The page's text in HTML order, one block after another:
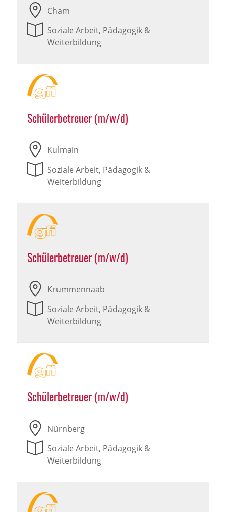
Cham
Soziale Arbeit, Pädagogik &
Weiterbildung
Schülerbetreuer (m/w/d)
Kulmain
Soziale Arbeit, Pädagogik &
Weiterbildung
Schülerbetreuer (m/w/d)
Krummennaab
Soziale Arbeit, Pädagogik &
Weiterbildung
Schülerbetreuer (m/w/d)
Nürnberg
Soziale Arbeit, Pädagogik &
Weiterbildung